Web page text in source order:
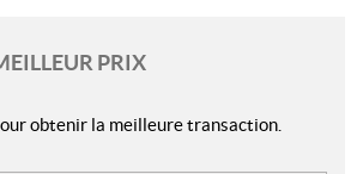
PRIX
obtenir la meilleure transaction.